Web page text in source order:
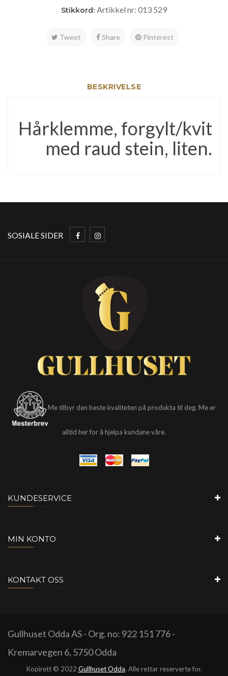
Stikkord: Artikkel nr: 013 529
Tweet Share Pinterest
BESKRIVELSE
Hårklemme, forgylt/kvit
med raud stein, liten.
SOSIALE SIDER
Me tilbyr den beste kvaliteten på produkta til deg. Me er
alltid her for å hjelpa kundane våre.
KUNDESERVICE
MIN KONTO
KONTAKT OSS
Gullhuset Odda AS - Org. no: 922 151 776 -
Kremarvegen 6, 5750 Odda
Kopirett © 2022 Gullhuset Odda. Alle rettar reserverte for.